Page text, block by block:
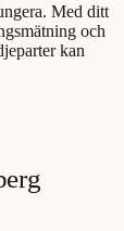
Med ditt
och
kan